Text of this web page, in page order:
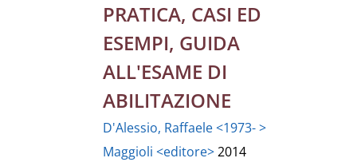
PRATICA, CASI ED
ESEMPI, GUIDA
ALL'ESAME DI
ABILITAZIONE
D'Alessio, Raffaele <1973- >
Maggioli <editore>2014